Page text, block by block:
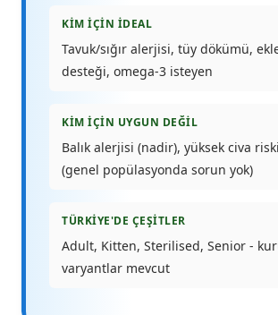
KIM İÇIN İDEAL
Tavuk/sığır alerjisi, tüy dökümü,
desteği, omega-3 isteyen
KIM İÇIN UYGUN DEĞIL
Balık alerjisi (nadir), yüksek civa
(genel popülasyonda sorun yok)
TÜRKIYE'DE ÇEŞITLER
Adult, Kitten, Sterilised, Senior -
varyantlar mevcut